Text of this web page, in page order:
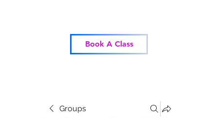
Book A Class
Groups